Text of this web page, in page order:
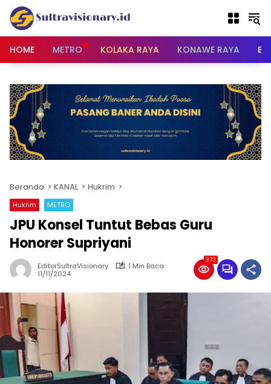
Langsung
konten
HOME
METRO KOLAKA RAYA KONAWE RAYA
Beranda KANAL Hukrim
Hukrim METRO
JPU Konsel Tuntut Bebas Guru
Honorer Supriyani
EditorSultraVisionary
1 Min Baca
11/11/2024
373